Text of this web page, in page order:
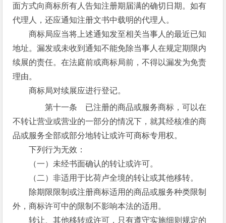
面方式向商标所有人告知注册期届满的确切日期。如有
代理人，还应通知注册文书中载明的代理人。
商标局应当将上述通知发至相关当事人的最近已知
地址。漏发或未收到通知不能免除当事人在规定期限内
续展的责任。在法庭前或商标局前，不得以漏发为免责
理由。
商标局对续展应进行登记。
第十一条 已注册的商品或服务商标，可以在
不转让营业或营业的一部分的情况下，就其经核准的商
品或服务全部或部分地转让或许可商标专用权。
下列行为无效：
（一）未经书面确认的转让或许可。
（二）非适用于比荷卢全境的转让或其他移转。
除期限限制或注册商标适用的商品或服务种类限制
外，商标许可中的限制不影响本法的适用。
转让、其他移转或许可，只有遵守实施细则规定的